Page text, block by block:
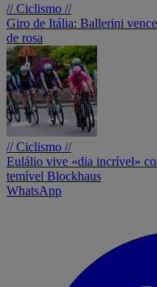
// Ciclismo //
Giro de Itália: Ballerini
de rosa
// Ciclismo //
Eulálio vive «dia incrível»
temível Blockhaus
WhatsApp